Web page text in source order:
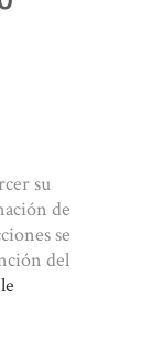
su
de
se
del